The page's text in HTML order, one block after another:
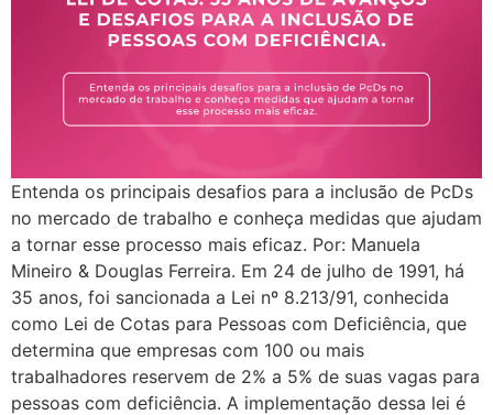
Entenda os principais desafios para a inclusão de PcDs
no mercado de trabalho e conheça medidas que ajudam
a tornar esse processo mais eficaz. Por: Manuela
Mineiro & Douglas Ferreira. Em 24 de julho de 1991, há
35 anos, foi sancionada a Lei nº 8.213/91, conhecida
como Lei de Cotas para Pessoas com Deficiência, que
determina que empresas com 100 ou mais
trabalhadores reservem de 2% a 5% de suas vagas para
pessoas com deficiência. A implementação dessa lei é